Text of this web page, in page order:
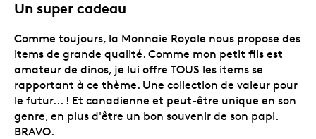
Un super cadeau
Comme toujours, la Monnaie Royale nous propose des
items de grande qualité. Comme mon petit fils est
amateur de dinos, je lui offre TOUS les items se
rapportant à ce thème. Une collection de valeur pour
le futur... ! Et canadienne et peut-être unique en son
genre, en plus d'être un bon souvenir de son papi.
BRAVO.